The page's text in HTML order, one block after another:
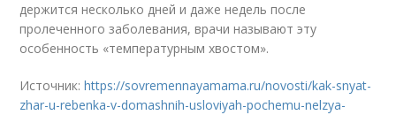
держится несколько дней и даже недель после
пролеченного заболевания, врачи называют эту
особенность «температурным хвостом».
Источник:https://sovremennayamama.ru/novosti/kak-snyat-
zhar-u-rebenka-v-domashnih-usloviyah-pochemu-nelzya-